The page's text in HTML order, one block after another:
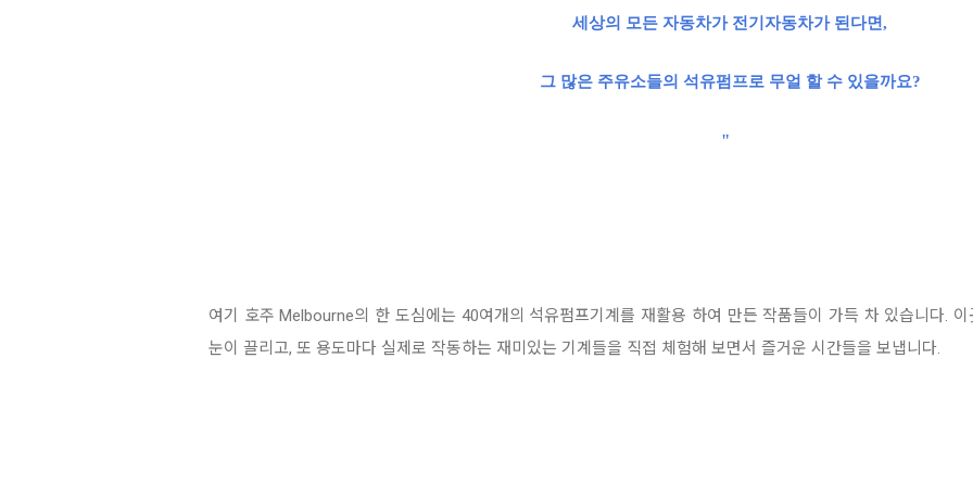
세상의 모든 자동차가 전기자동차가 된다면,
그 많은 주유소들의 석유펌프로 무얼 할 수 있을까요?
"
여기 호주 Melbourne의 한 도심에 는 40여 개의 석유펌프기계를 재활용 하여 만든 작품들이 가득 차 있습니다.
눈이 끌리고, 또 용도마다 실제로 작동하는 재미있는 기계들을 직접 체험해 보면서 즐거운 시간들을 보냅니다.